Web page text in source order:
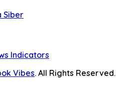
Siber
Indicators
Vibes. All Rights Reserved.